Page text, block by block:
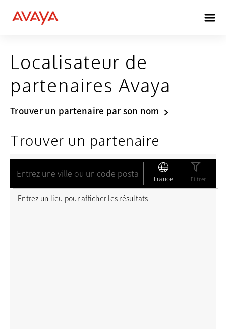
Localisateur de
partenaires Avaya
Trouver un partenaire par son nom
Trouver un partenaire
France Filtrer
Entrez un lieu pour afficher les résultats